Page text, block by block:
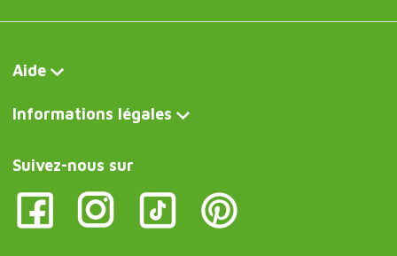
Aide
Informations légales
Suivez-nous sur